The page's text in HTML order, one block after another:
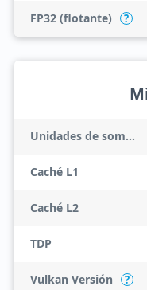
FP32 (flotante) ?
Unidades de sombreado
Caché L1
Caché L2
TDP
Vulkan Versión ?